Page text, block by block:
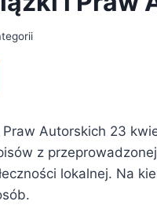
Autorskich 23
z
lokalnej. Na